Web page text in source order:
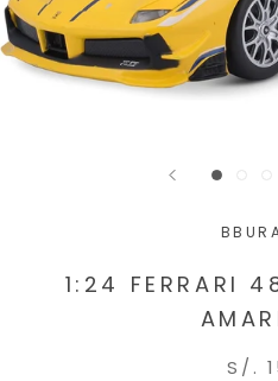
1:24 FERRARI
S/.